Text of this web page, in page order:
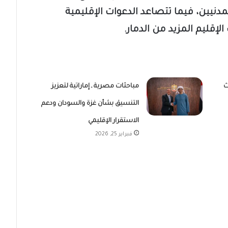
فيما تتصاعد الدعوات الإقليمية
المزيد من الدمار.
مباحثات مصرية ـ إماراتية لتعزيز
التنسيق بشأن غزة والسودان ودعم
الاستقرار الإقليمي
فبراير 25, 2026